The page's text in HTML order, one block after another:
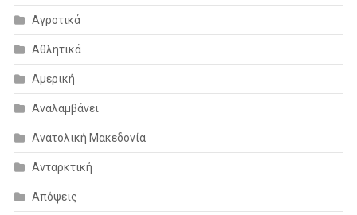
Αγροτικά
Αθλητικά
Αμερική
Αναλαμβάνει
Ανατολική Μακεδονία
Ανταρκτική
Απόψεις